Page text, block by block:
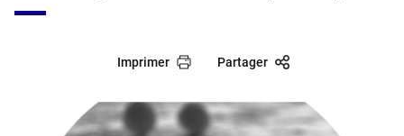
Imprimer Partager